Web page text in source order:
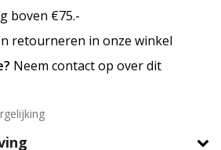
boven €75.-
retourneren in onze winkel
Neem contact op over dit